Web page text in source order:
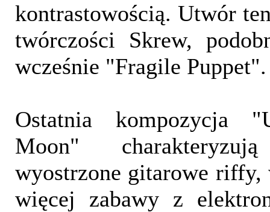
kontrastowością. Utwór
twórczości Skrew,
wcześnie "Fragile Puppet".
Ostatnia kompozycja
Moon"
wyostrzone gitarowe
więcej zabawy z